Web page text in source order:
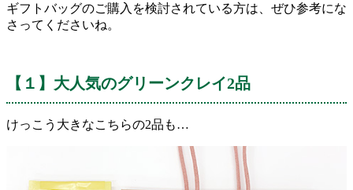
ギフトバッグのご購入を検討されている方は、ぜひ参考にな
さってくださいね。
【１】大人気のグリーンクレイ2品
けっこう大きなこちらの2品も…